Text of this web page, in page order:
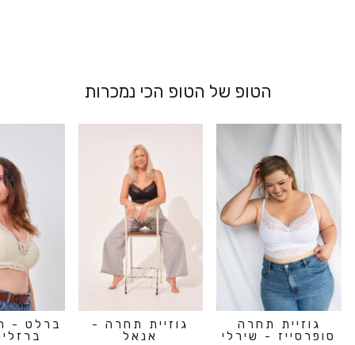
הטופ של הטופ הכי נמכרות
גוזיית תחרה
סופרסייז - שירלי
גוזיית תחרה -
אנאל
ברלט -